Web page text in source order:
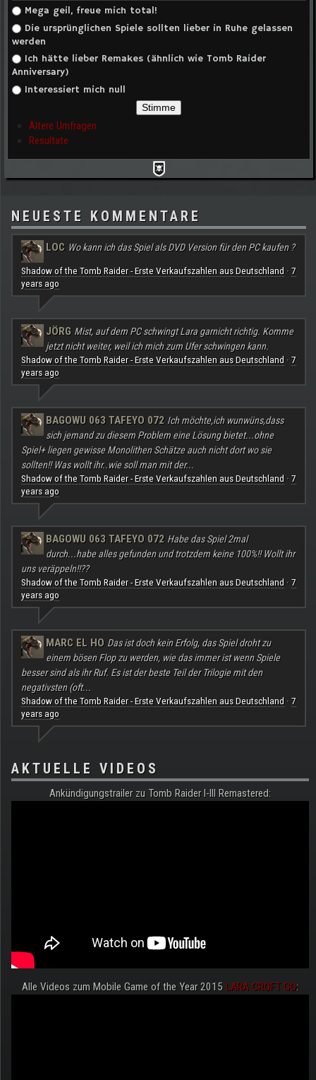
Auswahlmöglichkeiten
Mega geil, freue mich total!
Die ursprünglichen Spiele sollten lieber in Ruhe gelassen
werden
Ich hätte lieber Remakes (ähnlich wie Tomb Raider
Anniversary)
Interessiert mich null
Ältere Umfragen
Resultate
NEUESTE KOMMENTARE
LOC Wo kann ich das Spiel als DVD Version für den PC kaufen ?
Shadow of the Tomb Raider - Erste Verkaufszahlen aus Deutschland · 7
years ago
JÖRG Mist, auf dem PC schwingt Lara garnicht richtig. Komme
jetzt nicht weiter, weil ich mich zum Ufer schwingen kann.
Shadow of the Tomb Raider - Erste Verkaufszahlen aus Deutschland · 7
years ago
BAGOWU 063 TAFEYO 072 Ich möchte,ich wunwüns,dass
sich jemand zu diesem Problem eine Lösung bietet...ohne
Spiel+ liegen gewisse Monolithen Schätze auch nicht dort wo sie
sollten!! Was wollt ihr..wie soll man mit der...
Shadow of the Tomb Raider - Erste Verkaufszahlen aus Deutschland · 7
years ago
BAGOWU 063 TAFEYO 072 Habe das Spiel 2mal
durch...habe alles gefunden und trotzdem keine 100%!! Wollt ihr
uns veräppeln!!??
Shadow of the Tomb Raider - Erste Verkaufszahlen aus Deutschland · 7
years ago
MARC EL HO Das ist doch kein Erfolg, das Spiel droht zu
einem bösen Flop zu werden, wie das immer ist wenn Spiele
besser sind als ihr Ruf. Es ist der beste Teil der Trilogie mit den
negativsten (oft...
Shadow of the Tomb Raider - Erste Verkaufszahlen aus Deutschland · 7
years ago
AKTUELLE VIDEOS
Ankündigungstrailer zu Tomb Raider I-III Remastered:
Alle Videos zum Mobile Game of the Year 2015 LARA CROFT GO: